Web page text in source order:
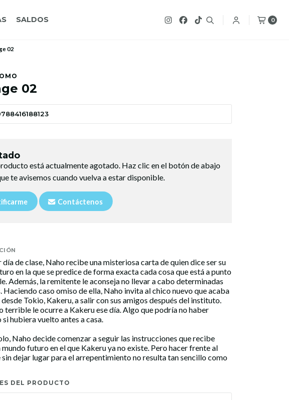
SALDOS 0
02
02
está actualmente agotado. Haz clic en el botón de abajo
te avisemos cuando vuelva a estar disponible.
Contáctenos
día de clase, Naho recibe una misteriosa carta de quien dice ser su
en la que se predice de forma exacta cada cosa que está a punto
Además, la remitente le aconseja no llevar a cabo determinadas
Haciendo caso omiso de ella, Naho invita al chico nuevo que acaba
Tokio, Kakeru, a salir con sus amigos después del instituto.
terrible le ocurre a Kakeru ese día. Algo que podría no haber
si hubiera vuelto antes a casa.
Naho decide comenzar a seguir las instrucciones que recibe
mundo futuro en el que Kakeru ya no existe. Pero hacer frente al
sin dejar lugar para el arrepentimiento no resulta tan sencillo como
DEL PRODUCTO